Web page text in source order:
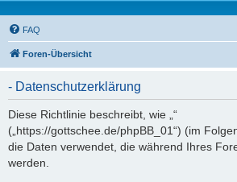
FAQ
Foren-Übersicht
- Datenschutzerklärung
Diese Richtlinie beschreibt, wie „“
(„https://gottschee.de/phpBB_01“) (im
die Daten verwendet, die während Ihres
werden.